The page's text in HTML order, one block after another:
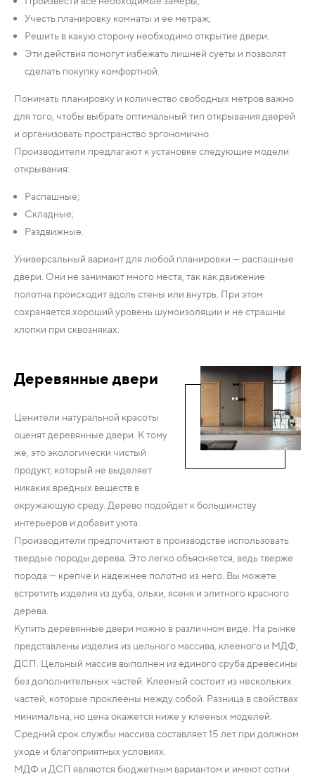
Учесть планировку комнаты и ее метраж;
Решить в какую сторону необходимо открытие двери.
Эти действия помогут избежать лишней суеты и позволят
сделать покупку комфортной.
Понимать планировку и количество свободных метров важно
для того, чтобы выбрать оптимальный тип открывания дверей
и организовать пространство эргономично.
Производители предлагают к установке следующие модели
открывания:
Распашные;
Складные;
Раздвижные.
Универсальный вариант для любой планировки — распашные
двери. Они не занимают много места, так как движение
полотна происходит вдоль стены или внутрь. При этом
сохраняется хороший уровень шумоизоляции и не страшны
хлопки при сквозняках.
Деревянные двери
Ценители натуральной красоты
оценят деревянные двери. К тому
же, это экологически чистый
продукт, который не выделяет
никаких вредных веществ в
окружающую среду. Дерево подойдет к большинству
интерьеров и добавит уюта.
Производители предпочитают в производстве использовать
твердые породы дерева. Это легко объясняется, ведь тверже
порода — крепче и надежнее полотно из него. Вы можете
встретить изделия из дуба, ольхи, ясеня и элитного красного
дерева.
Купить деревянные двери можно в различном виде. На рынке
представлены изделия из цельного массива, клееного и МДФ,
ДСП. Цельный массив выполнен из единого сруба древесины
без дополнительных частей. Клееный состоит из нескольких
частей, которые проклеены между собой. Разница в свойствах
минимальна, но цена окажется ниже у клееных моделей.
Средний срок службы массива составляет 15 лет при должном
уходе и благоприятных условиях.
МДФ и ДСП являются бюджетным вариантом и имеют сотни